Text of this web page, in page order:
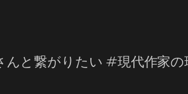
と繋がりたい #現代作家